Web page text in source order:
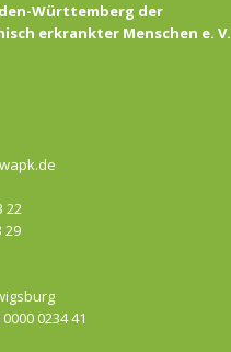
Württemberg der
erkrankter Menschen e. V.
22
29
0234 41